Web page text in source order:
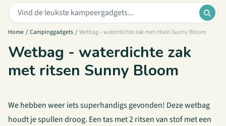
Zoeken:
Home / Campinggadgets / Wetbag – waterdichte zak met ritsen Sunny Bloom
Wetbag - waterdichte zak
met ritsen Sunny Bloom
We hebben weer iets superhandigs gevonden! Deze wetbag
houdt je spullen droog. Een tas met 2 ritsen van stof met een